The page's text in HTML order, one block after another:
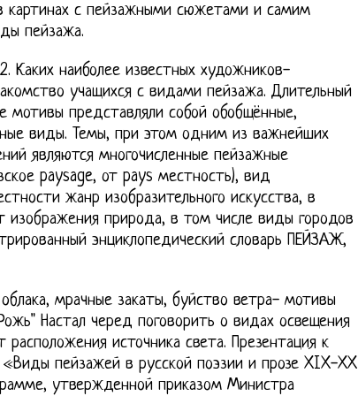
картинах с пейзажными сюжетами и самим
пейзажа.
Каких наиболее известных художников-
учащихся с видами пейзажа. Длительный
представляли собой обобщённые,
виды. Темы, при этом одним из важнейших
являются многочисленные пейзажные
paysage, от pays местность), вид
жанр изобразительного искусства, в
изображения природа, в том числе виды городов
энциклопедический словарь ПЕЙЗАЖ,
мрачные закаты, буйство ветра- мотивы
Настал черед поговорить о видах освещения
источника света. Презентация к
пейзажей в русской поэзии и прозе XIX-XX
утвержденной приказом Министра